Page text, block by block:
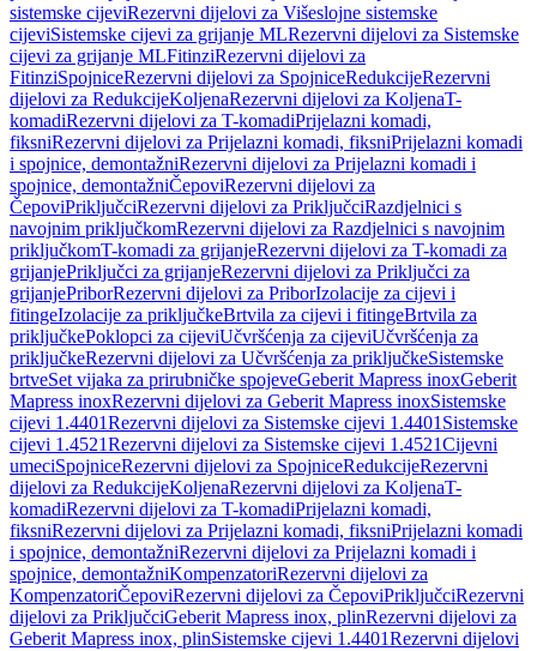
sistemske cijeviRezervni dijelovi za Višeslojne sistemske
cijeviSistemske cijevi za grijanje MLRezervni dijelovi za Sistemske
cijevi za grijanje MLFitinziRezervni dijelovi za
FitinziSpojniceRezervni dijelovi za SpojniceRedukcijeRezervni
dijelovi za RedukcijeKoljenaRezervni dijelovi za KoljenaT-
komadiRezervni dijelovi za T-komadiPrijelazni komadi,
fiksniRezervni dijelovi za Prijelazni komadi, fiksniPrijelazni komadi
i spojnice, demontažniRezervni dijelovi za Prijelazni komadi i
spojnice, demontažniČepoviRezervni dijelovi za
ČepoviPriključciRezervni dijelovi za PriključciRazdjelnici s
navojnim priključkomRezervni dijelovi za Razdjelnici s navojnim
priključkomT-komadi za grijanjeRezervni dijelovi za T-komadi za
grijanjePriključci za grijanjeRezervni dijelovi za Priključci za
grijanjePriborRezervni dijelovi za PriborIzolacije za cijevi i
fitingeIzolacije za priključkeBrtvila za cijevi i fitingeBrtvila za
priključkePoklopci za cijeviUčvršćenja za cijeviUčvršćenja za
priključkeRezervni dijelovi za Učvršćenja za priključkeSistemske
brtveSet vijaka za prirubničke spojeveGeberit Mapress inoxGeberit
Mapress inoxRezervni dijelovi za Geberit Mapress inoxSistemske
cijevi 1.4401Rezervni dijelovi za Sistemske cijevi 1.4401 Sistemske
cijevi 1.4521Rezervni dijelovi za Sistemske cijevi 1.4521Cijevni
umeciSpojniceRezervni dijelovi za SpojniceRedukcijeRezervni
dijelovi za RedukcijeKoljenaRezervni dijelovi za KoljenaT-
komadiRezervni dijelovi za T-komadiPrijelazni komadi,
fiksniRezervni dijelovi za Prijelazni komadi, fiksniPrijelazni komadi
i spojnice, demontažniRezervni dijelovi za Prijelazni komadi i
spojnice, demontažniKompenzatoriRezervni dijelovi za
KompenzatoriČepoviRezervni dijelovi za ČepoviPriključciRezervni
dijelovi za PriključciGeberit Mapress inox, plinRezervni dijelovi za
Geberit Mapress inox, plinSistemske cijevi 1.4401Rezervni dijelovi